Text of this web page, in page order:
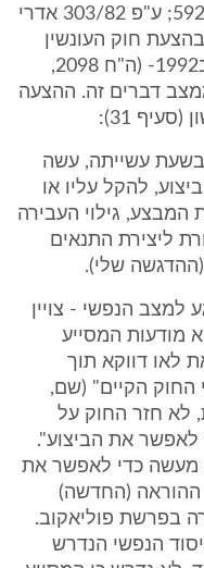
נ' מדינת ישראל, פ"ד כט(2) 589, 592; ע"פ 303/82 אדרי
ישראל, פ"ד לז(1) 309). בהצעת חוק העונשין
(חלק מקדמי וחלק כללי), התשנ"ב1992- (ה"ח 2098,
לשנות ממצב דברים זה. ההצעה
31):
בשעת עשייתה, עשה
להקל עליו או
גילוי העבירה
ליצירת התנאים
שלי).
למצב הנפשי - צויין
מודעות המסייע
לאו דווקא תוך
החוק הקיים" (שם,
לא חזר החוק על
את הביצוע".
מעשה כדי לאפשר את
ההוראה (החדשה)
בפרשת פוליאקוב.
הנפשי הנדרש